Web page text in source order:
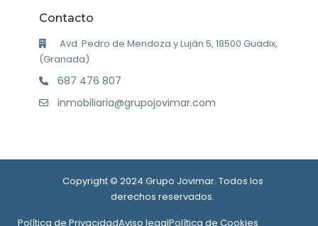
Contacto
Avd. Pedro de Mendoza y Luján 5, 18500 Guadix,
(Granada)
687 476 807
inmobiliaria@grupojovimar.com
Copyright © 2024 Grupo Jovimar. Todos los
derechos reservados.
Política de PrivacidadAviso legalPolítica de Cookies